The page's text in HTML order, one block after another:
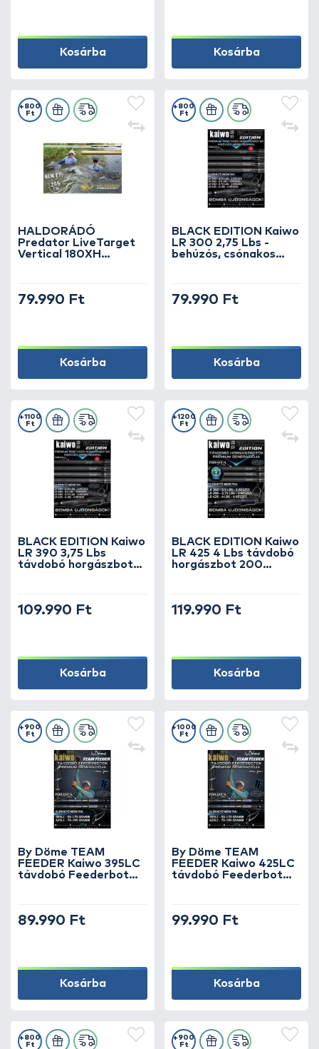
Kosárba Kosárba
HALDORÁDÓ
Predator LiveTarget
Vertical 180XH
+800
Ft
79.990 Ft
Kosárba
BLACK EDITION Kaiwo
LR 300 2,75 Lbs -
behúzós, csónakos
+800
Ft
79.990 Ft
Kosárba
BLACK EDITION Kaiwo
LR 390 3,75 Lbs
távdobó horgászbot
+1100
Ft
109.990 Ft
Kosárba
BLACK EDITION Kaiwo
LR 425 4 Lbs távdobó
horgászbot 200
+1200
Ft
119.990 Ft
Kosárba
By Döme TEAM
FEEDER Kaiwo 395LC
távdobó Feederbot
+900
Ft
89.990 Ft
Kosárba
By Döme TEAM
FEEDER Kaiwo 425LC
távdobó Feederbot
+1000
Ft
99.990 Ft
Kosárba
+800
Ft
+900
Ft